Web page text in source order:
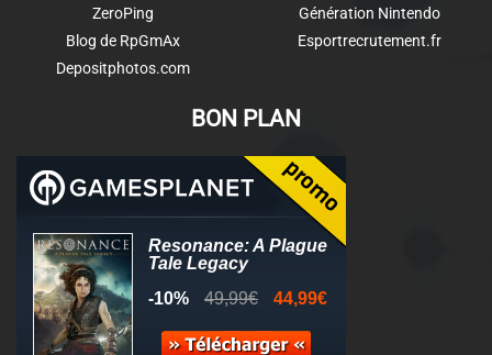
ZeroPing
Blog de RpGmAx
Depositphotos.com
Génération Nintendo
Esportrecrutement.fr
BON PLAN